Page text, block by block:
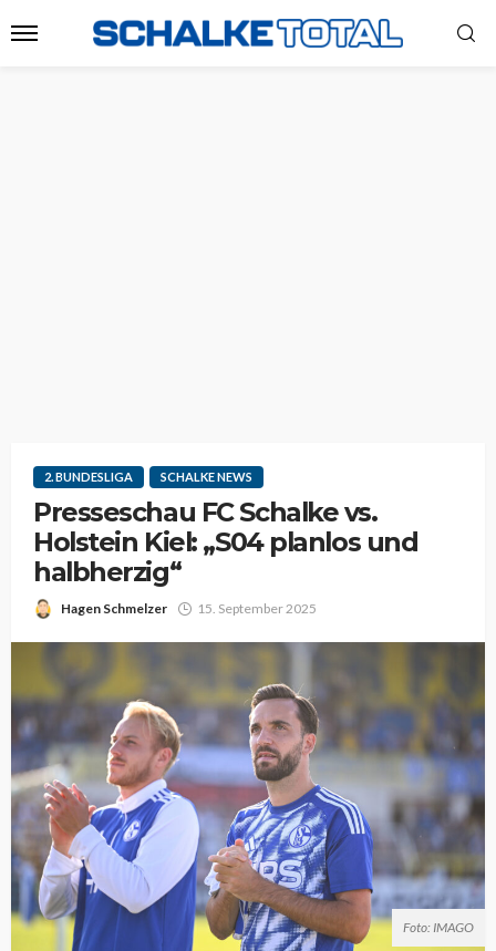
2. BUNDESLIGA SCHALKE NEWS
Presseschau FC Schalke vs.
Holstein Kiel: „S04 planlos und
halbherzig“
Hagen Schmelzer 15. September 2025
Foto: IMAGO